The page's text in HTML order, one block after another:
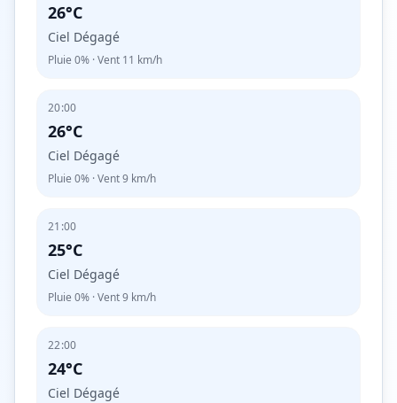
26°C
Ciel Dégagé
Pluie 0% · Vent 11 km/h
20:00
26°C
Ciel Dégagé
Pluie 0% · Vent9 km/h
21:00
25°C
Ciel Dégagé
Pluie 0% · Vent9 km/h
22:00
24°C
Ciel Dégagé